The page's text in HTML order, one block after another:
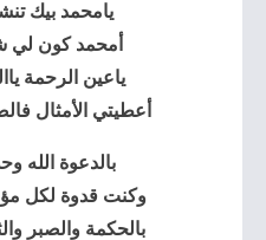
يامحمد بيك
أمحمد كون لي
ياعين الرحمة
أعطيتي الأمثال
بالدعوة الله
وكنت قدوة لكل
بالحكمة والصبر